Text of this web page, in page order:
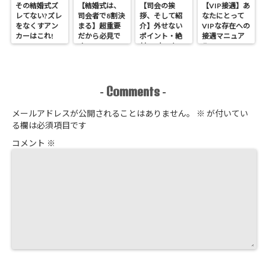
その結婚式ズ
レてない?ズレ
をなくすアン
カーはこれ!
【結婚式は、
司会者で8割決
まる】超重要
だから必見で
す
【司会の挨
拶、そして紹
介】外せない
ポイント・絶
対NGなこと
【VIP接遇】あ
なたにとって
VIPな存在への
接遇マニュア
ル
- Comments -
メールアドレスが公開されることはありません。 ※ が付いてい
る欄は必須項目です
コメント ※